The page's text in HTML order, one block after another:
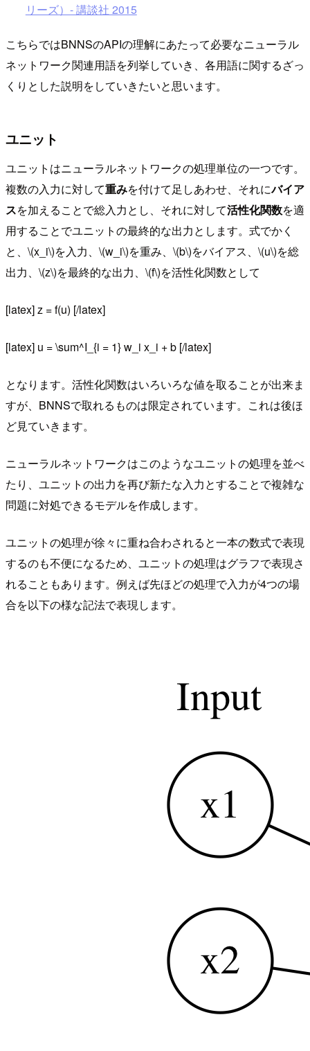
リーズ）- 講談社 2015
こちらではBNNSのAPIの理解にあたって必要なニューラル
ネットワーク関連用語を列挙していき、各用語に関するざっ
くりとした説明をしていきたいと思います。
ユニット
ユニットはニューラルネットワークの処理単位の一つです。
複数の入力に対して重みを付けて足しあわせ、それにバイア
スを加えることで総入力とし、それに対して活性化関数を適
用することでユニットの最終的な出力とします。式でかく
と、\(x_i\)を入力、\(w_i\)を重み、\(b\)をバイアス、\(u\)を総
出力、\(z\)を最終的な出力、\(f\)を活性化関数として
[latex] z = f(u) [/latex]
[latex] u = \sum^I_{i = 1} w_i x_i + b [/latex]
となります。活性化関数はいろいろな値を取ることが出来ま
すが、BNNSで取れるものは限定されています。これは後ほ
ど見ていきます。
ニューラルネットワークはこのようなユニットの処理を並べ
たり、ユニットの出力を再び新たな入力とすることで複雑な
問題に対処できるモデルを作成します。
ユニットの処理が徐々に重ね合わされると一本の数式で表現
するのも不便になるため、ユニットの処理はグラフで表現さ
れることもあります。例えば先ほどの処理で入力が4つの場
合を以下の様な記法で表現します。